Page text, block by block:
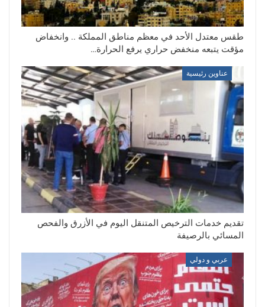
طقس معتدل الأحد في معظم مناطق المملكة .. وانخفاض
مؤقت يتبعه منخفض حراري يرفع الحرارة…
عناوين رئيسية
تقديم خدمات الترخيص المتنقل اليوم في الأزرق والفحص
المسائي بالرصيفة
عربي و دولي